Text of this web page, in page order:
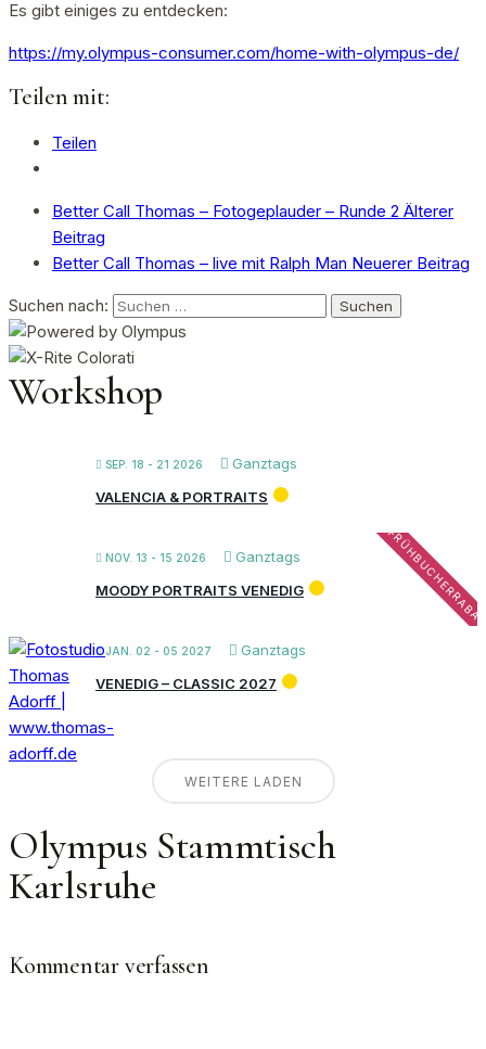
Es gibt einiges zu entdecken:
https://my.olympus-consumer.com/home-with-olympus-de/
Teilen mit:
Teilen
Better Call Thomas – Fotogeplauder – Runde 2 Älterer
Beitrag
Better Call Thomas – live mit Ralph Man Neuerer Beitrag
Suchen nach:
Workshop
SEP. 18 - 21 2026
Ganztags
VALENCIA & PORTRAITS
NOV. 13 - 15 2026 Ganztags
MOODY PORTRAITS VENEDIG
JAN. 02 - 05 2027
Ganztags
VENEDIG – CLASSIC 2027
WEITERE LADEN
Olympus Stammtisch
Karlsruhe
Kommentar verfassen